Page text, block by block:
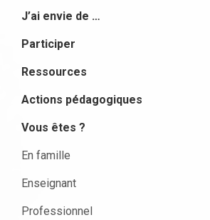
J’ai envie de …
Participer
Ressources
Actions pédagogiques
Vous êtes ?
En famille
Enseignant
Professionnel